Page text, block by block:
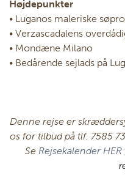
Højdepunkter
• Luganos maleriske
• Verzascadalens
• Mondæne Milano
• Bedårende sejlads på
Denne rejse er
os for tilbud på tlf. 7585
Se Rejsekalender HER